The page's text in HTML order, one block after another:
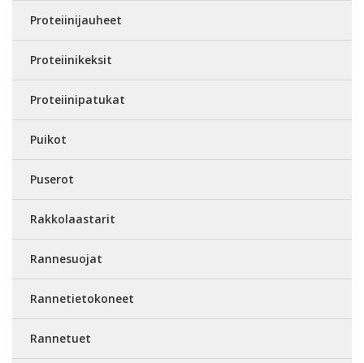
Proteiinijauheet
Proteiinikeksit
Proteiinipatukat
Puikot
Puserot
Rakkolaastarit
Rannesuojat
Rannetietokoneet
Rannetuet